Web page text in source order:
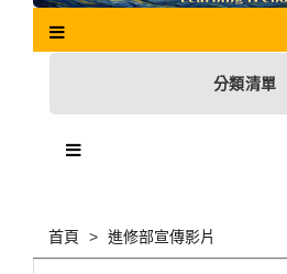
分類清單
首頁 進修部宣傳影片